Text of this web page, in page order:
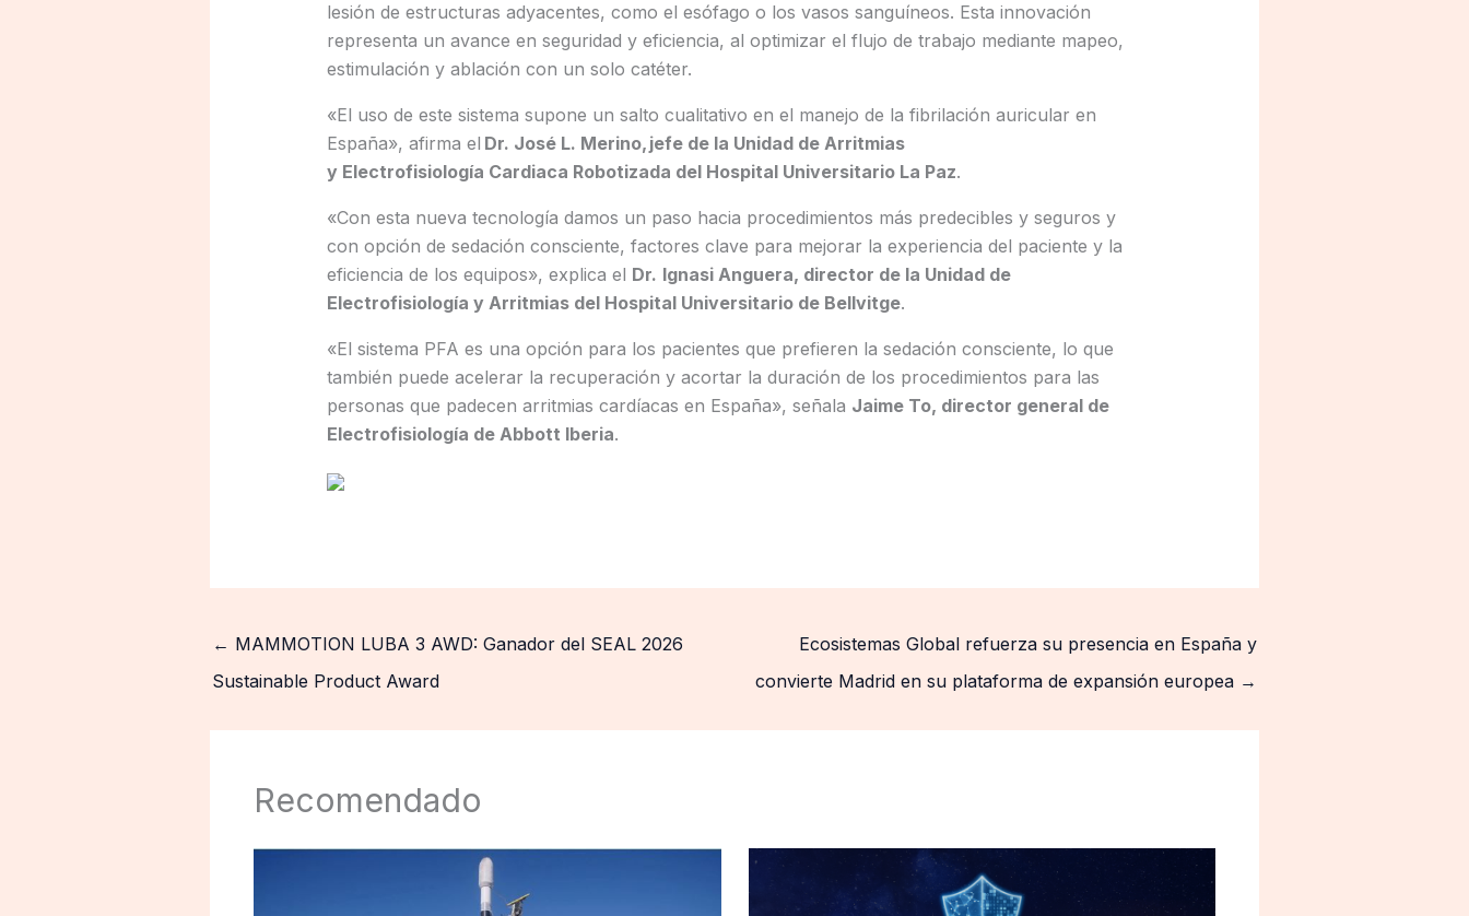
lesión de estructuras adyacentes, como el esófago o los vasos sanguíneos. Esta innovación
representa un avance en seguridad y eficiencia, al optimizar el flujo de trabajo mediante mapeo,
estimulación y ablación con un solo catéter.
«El uso de este sistema supone un salto cualitativo en el manejo de la fibrilación auricular en
España», afirma el Dr. José L. Merino, jefe de la Unidad de Arritmias
y Electrofisiología Cardiaca Robotizada del Hospital Universitario La Paz.
«Con esta nueva tecnología damos un paso hacia procedimientos más predecibles y seguros y
con opción de sedación consciente, factores clave para mejorar la experiencia del paciente y la
eficiencia de los equipos», explica el Dr. Ignasi Anguera, director de la Unidad de
Electrofisiología y Arritmias del Hospital Universitario de Bellvitge.
«El sistema PFA es una opción para los pacientes que prefieren la sedación consciente, lo que
también puede acelerar la recuperación y acortar la duración de los procedimientos para las
personas que padecen arritmias cardíacas en España», señala Jaime To, director general de
Electrofisiología de Abbott Iberia.
← MAMMOTION LUBA 3 AWD: Ganador del SEAL 2026
Sustainable Product Award
Ecosistemas Global refuerza su presencia en España y
convierte Madrid en su plataforma de expansión europea →
Recomendado